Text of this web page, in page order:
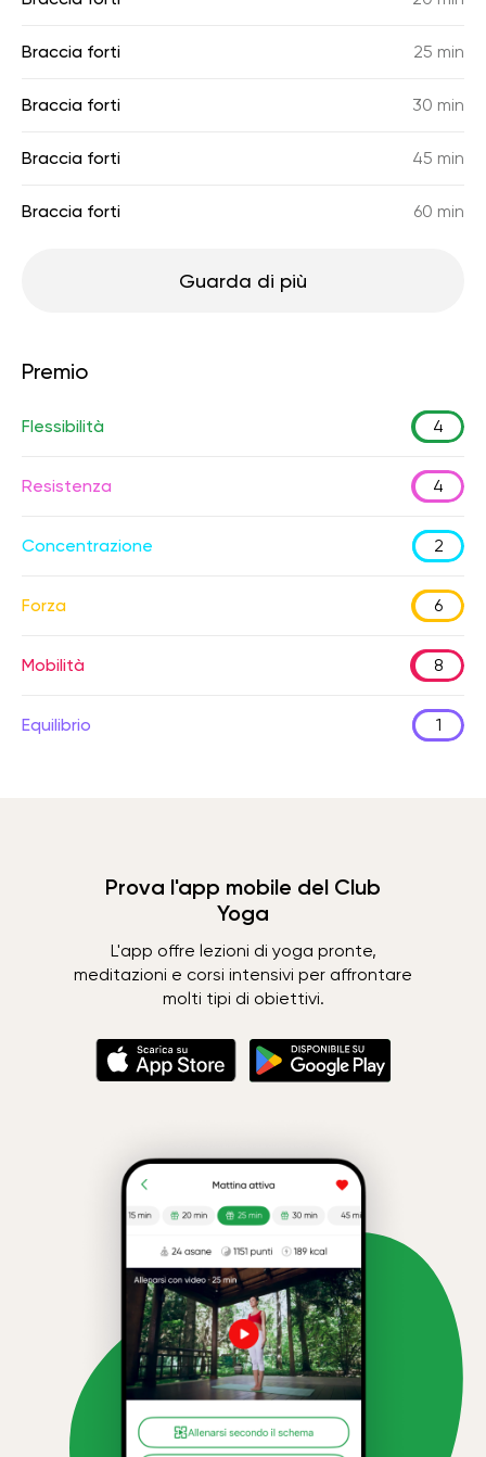
Braccia forti 25 min
Braccia forti 30 min
Braccia forti 45 min
Braccia forti 60 min
Guarda di più
Premio
Flessibilità 4
Resistenza 4
Concentrazione 2
Forza 6
Mobilità 8
Equilibrio 1
Prova l'app mobile del Club
Yoga
L'app offre lezioni di yoga pronte,
meditazioni e corsi intensivi per affrontare
molti tipi di obiettivi.